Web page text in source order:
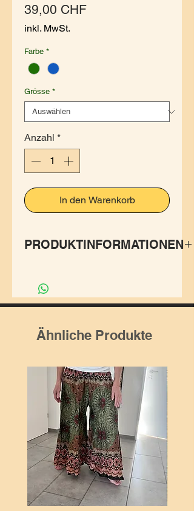
39,00 CHFPreis
inkl. MwSt.
Farbe *
Grösse *
Anzahl *
In den Warenkorb
PRODUKTINFORMATIONEN
des Prints der Hose
,Universe‘ macht ihrem
praktischen Hosen-und
jeden Festivalbesuch perfekt.
Stylish und bequem.
Grösse:
Passt sich perfekt der
Körperform an Dank dem
Gummibund und Kordel.
LXL:
Länge: 63cm
Ähnliche Produkte